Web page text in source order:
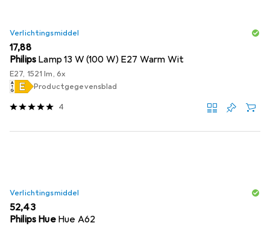
Verlichtingsmiddel
EUR
17,88
Philips Lamp 13 W (100 W) E27 Warm Wit
E27, 1521 lm, 6x
Productgegevensblad
4
Verlichtingsmiddel
EUR
52,43
Philips Hue Hue A62